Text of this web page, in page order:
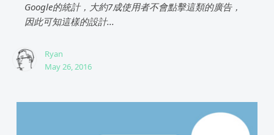
Google的統計，大約7成使用者不會點擊這類的廣告，
因此可知這樣的設計...
Ryan
May 26, 2016